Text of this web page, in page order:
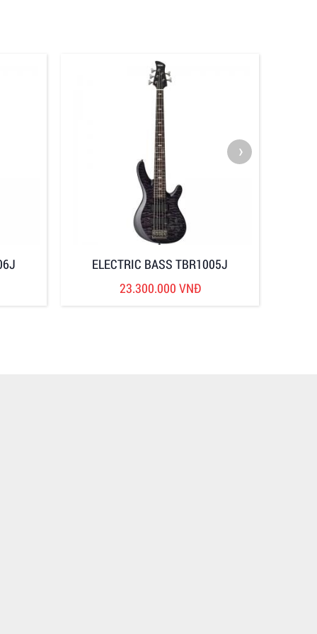
ELECTRIC BASS TBR1005J
23.300.000 VNĐ
›